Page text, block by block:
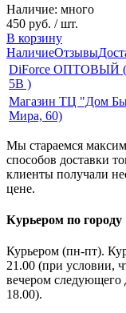
Наличие: много
450 руб. / шт.
В корзину
НаличиеОтзывы
DiForce ОПТОВЫЙ
5B )
Магазин ТЦ "Дом
Мира, 60)
Мы стараемся
способов доставки
клиенты получали
цене.
Курьером по городу
Курьером (пн-пт).
21.00 (при условии,
вечером следующего
18.00).